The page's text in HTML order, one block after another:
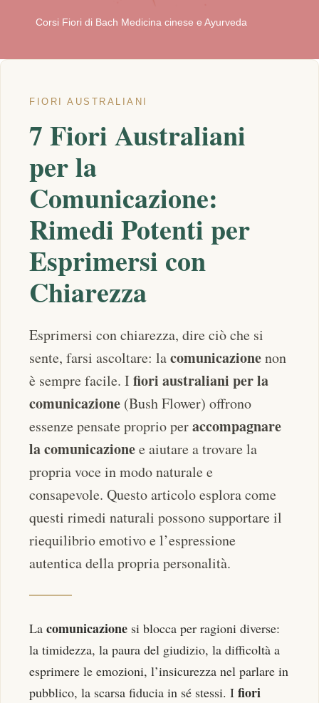
Corsi Fiori di Bach Medicina cinese e Ayurveda
FIORI AUSTRALIANI
7 Fiori Australiani
per la
Comunicazione:
Rimedi Potenti per
Esprimersi con
Chiarezza
Esprimersi con chiarezza, dire ciò che si
sente, farsi ascoltare: lacomunicazionenon
è sempre facile. I fiori australiani per la
comunicazione (Bush Flower) offrono
essenze pensate proprio peraccompagnare
la comunicazionee aiutare a trovare la
propria voce in modo naturale e
consapevole. Questo articolo esplora come
questi rimedi naturali possono supportare il
riequilibrio emotivo e l’espressione
autentica della propria personalità.
La comunicazione si blocca per ragioni diverse:
la timidezza, la paura del giudizio, la difficoltà a
esprimere le emozioni, l’insicurezza nel parlare in
pubblico, la scarsa fiducia in sé stessi. I fiori